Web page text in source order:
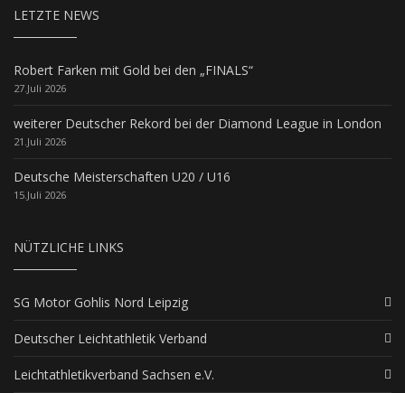
LETZTE NEWS
Robert Farken mit Gold bei den „FINALS“
27.Juli 2026
weiterer Deutscher Rekord bei der Diamond League in London
21.Juli 2026
Deutsche Meisterschaften U20 / U16
15.Juli 2026
NÜTZLICHE LINKS
SG Motor Gohlis Nord Leipzig
Deutscher Leichtathletik Verband
Leichtathletikverband Sachsen e.V.